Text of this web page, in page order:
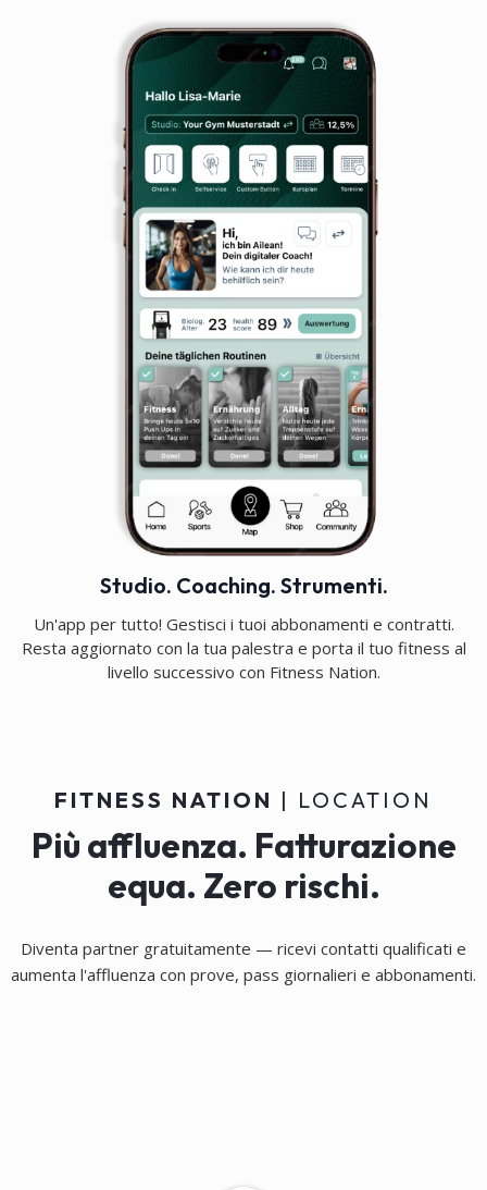
Studio. Coaching. Strumenti.
Un'app per tutto! Gestisci i tuoi abbonamenti e contratti.
Resta aggiornato con la tua palestra e porta il tuo fitness al
livello successivo con Fitness Nation.
FITNESS NATION | LOCATION
Più affluenza. Fatturazione
equa. Zero rischi.
Diventa partner gratuitamente — ricevi contatti qualificati e
aumenta l'affluenza con prove, pass giornalieri e abbonamenti.